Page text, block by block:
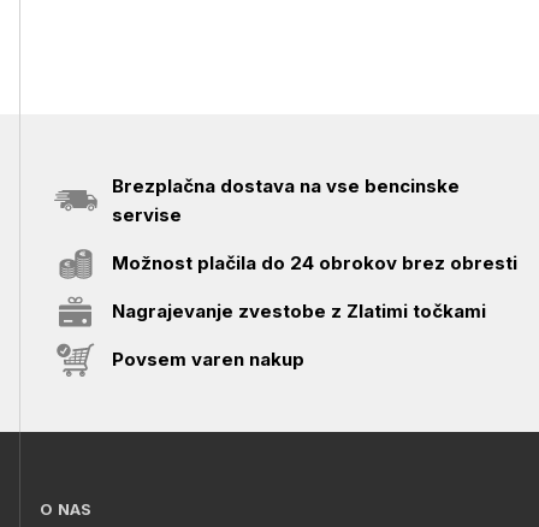
Brezplačna dostava na vse bencinske
servise
Možnost plačila do 24 obrokov brez obresti
Nagrajevanje zvestobe z Zlatimi točkami
Povsem varen nakup
O NAS